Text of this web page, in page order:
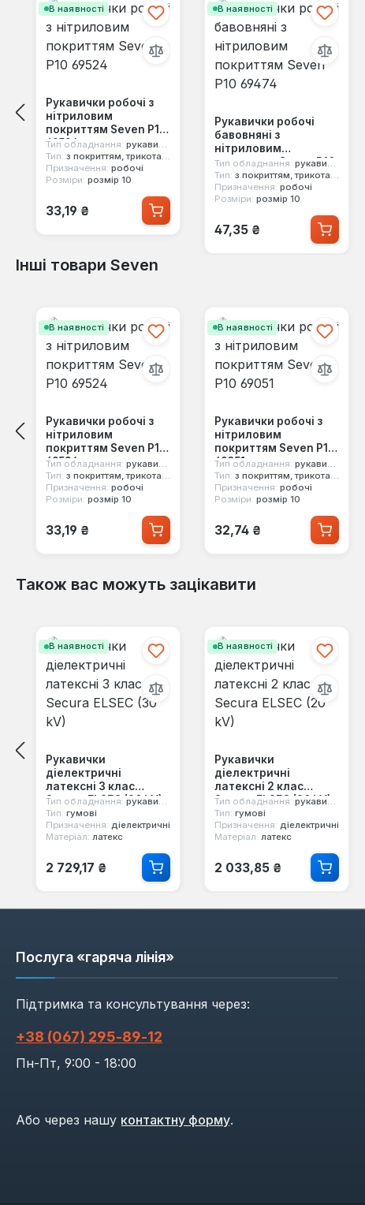
В наявності
Рукавички робочі з
нітриловим
покриттям Seven Р10
69524
Тип обладнання: рукавички
Тип: з покриттям, трикотажні
Призначення: робочі
Розміри: розмір 10
Звичайна ціна:
33,19 ₴
В наявності
Рукавички робочі
бавовняні з
нітриловим
покриттям Seven Р10
69474
Тип обладнання: рукавички
Тип: з покриттям, трикотажні
Призначення: робочі
Розміри: розмір 10
Звичайна ціна:
47,35 ₴
Інші товари Seven
В наявності
Рукавички робочі з
нітриловим
покриттям Seven Р10
69524
Тип обладнання: рукавички
Тип: з покриттям, трикотажні
Призначення: робочі
Розміри: розмір 10
Звичайна ціна:
33,19 ₴
В наявності
Рукавички робочі з
нітриловим
покриттям Seven Р10
69051
Тип обладнання: рукавички
Тип: з покриттям, трикотажні
Призначення: робочі
Розміри: розмір 10
Звичайна ціна:
32,74 ₴
Також вас можуть зацікавити
В наявності
Рукавички
діелектричні
латексні 3 клас
Secura ELSEC (30 kV)
Тип обладнання: рукавички
Тип: гумові
Призначення: діелектричні
Матеріал: латекс
Звичайна ціна:
2 729,17 ₴
В наявності
Рукавички
діелектричні
латексні 2 клас
Secura ELSEC (20 kV)
Тип обладнання: рукавички
Тип: гумові
Призначення: діелектричні
Матеріал: латекс
Звичайна ціна:
2 033,85 ₴
Послуга «гаряча лінія»
Підтримка та консультування через:
+38 (067) 295‑89‑12
Пн-Пт, 9:00 - 18:00
Або через нашу контактну форму.